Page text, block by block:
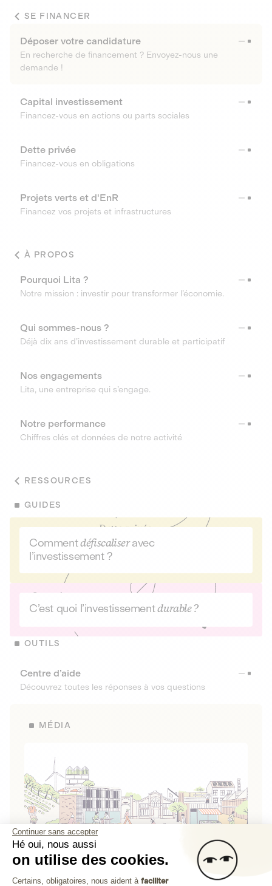
SE FINANCER
Déposer votre candidature
En recherche de financement ? Envoyez-nous une
demande !
Capital investissement
Financez-vous en actions ou parts sociales
Dette privée
Financez-vous en obligations
Projets verts et d'EnR
Financez vos projets et infrastructures
À PROPOS
Pourquoi Lita ?
Notre mission : investir pour transformer l’économie.
Qui sommes-nous ?
Déjà dix ans d’investissement durable et participatif
Nos engagements
Lita, une entreprise qui s’engage.
Notre performance
Chiffres clés et données de notre activité
RESSOURCES
GUIDES
Commentdéfiscaliser avec
l’investissement ?
C’est quoi l’investissementdurable ?
OUTILS
Centre d’aide
Découvrez toutes les réponses à vos questions
MÉDIA
Continuer sans accepter
Hé oui, nous aussi
on utilise des cookies.
Plateforme de Gestion du
Certains, obligatoires, nous aident à faciliter